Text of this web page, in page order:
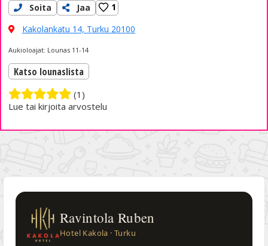
Soita Jaa
1
Kakolankatu 14, Turku 20100
Aukioloajat: Lounas 11-14
Katso lounaslista
(1)
Lue tai kirjoita arvostelu
Ravintola Ruben
Hotel Kakola · Turku